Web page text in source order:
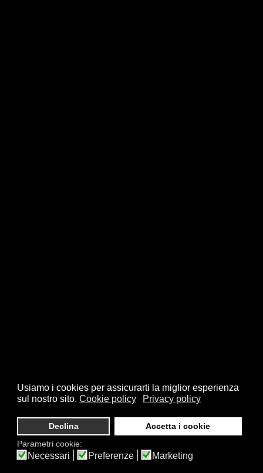
Usiamo i cookies per assicurarti la miglior esperienza
sul nostro sito. Cookie policy Privacy policy
Declina
Accetta i cookie
Parametri cookie:
Necessari Preferenze Marketing